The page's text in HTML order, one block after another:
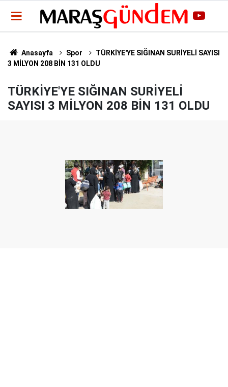
Anasayfa Spor
TÜRKİYE'YE SIĞINAN SURİYELİ SAYISI
3 MİLYON 208 BİN 131 OLDU
TÜRKİYE'YE SIĞINAN SURİYELİ
SAYISI 3 MİLYON 208 BİN 131 OLDU